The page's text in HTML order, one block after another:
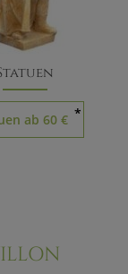
ab 60 € *